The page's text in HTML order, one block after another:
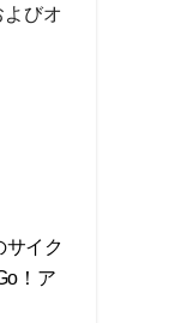
びオ
サイク
！ア